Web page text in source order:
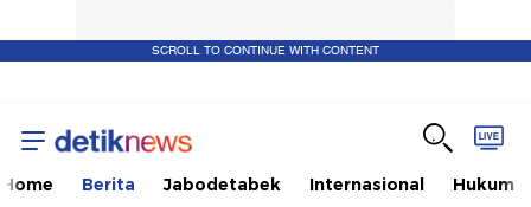
SCROLL TO CONTINUE WITH CONTENT
Home Berita Jabodetabek Internasional Hukum